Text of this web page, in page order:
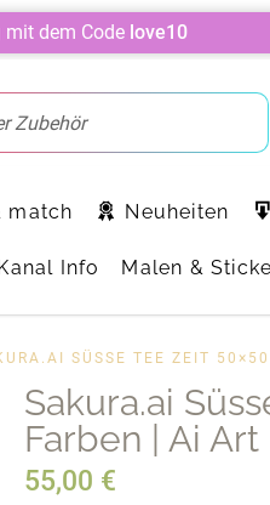
mit dem Code love10
match Neuheiten
Info Malen &
SÜSSE TEE ZEIT
Sakura.ai
Farben | Ai Art
55,00 €